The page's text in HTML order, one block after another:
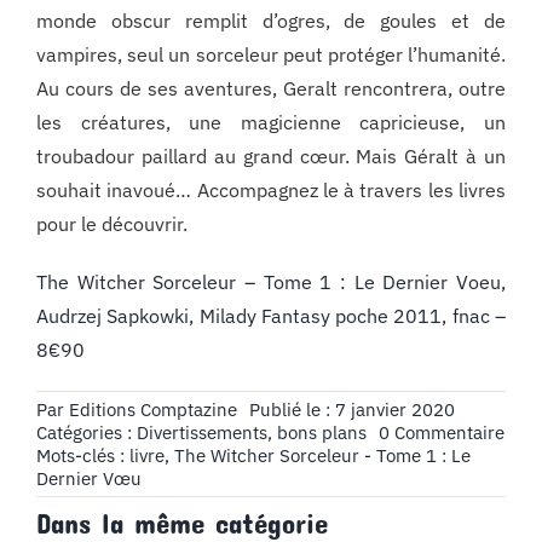
monde obscur remplit d’ogres, de goules et de
vampires, seul un sorceleur peut protéger l’humanité.
Au cours de ses aventures, Geralt rencontrera, outre
les créatures, une magicienne capricieuse, un
troubadour paillard au grand cœur. Mais Géralt à un
souhait inavoué… Accompagnez le à travers les livres
pour le découvrir.
The Witcher Sorceleur – Tome 1 : Le Dernier Voeu,
Audrzej Sapkowki, Milady Fantasy poche 2011, fnac –
8€90
Par Editions Comptazine Publié le : 7 janvier 2020
Catégories : Divertissements, bons plans 0 Commentaireon
Lire
Mots-clés : livre, The Witcher Sorceleur - Tome 1 : Le
Dernier Vœu
Dans la même catégorie